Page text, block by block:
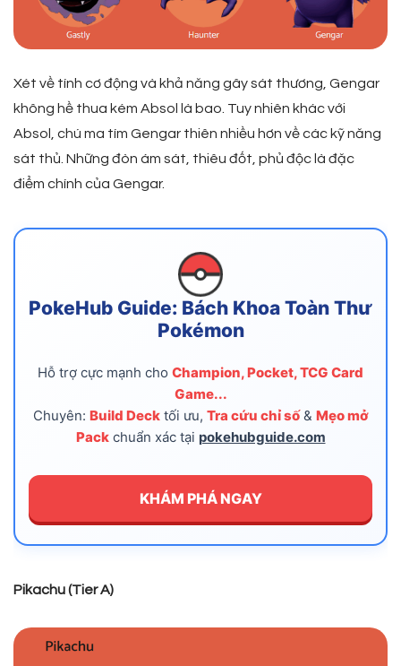
Xét về tính cơ động và khả năng gây sát thương, Gengar
không hề thua kém Absol là bao. Tuy nhiên khác với
Absol, chú ma tím Gengar thiên nhiều hơn về các kỹ năng
sát thủ. Những đòn ám sát, thiêu đốt, phủ độc là đặc
điểm chính của Gengar.
PokeHub Guide: Bách Khoa Toàn Thư
Pokémon
Hỗ trợ cực mạnh cho Champion, Pocket, TCG Card
Game...
Chuyên: Build Decktối ưu, Tra cứu chỉ số& Mẹo mở
Packchuẩn xác tại pokehubguide.com
KHÁM PHÁ NGAY
Pikachu (Tier A)